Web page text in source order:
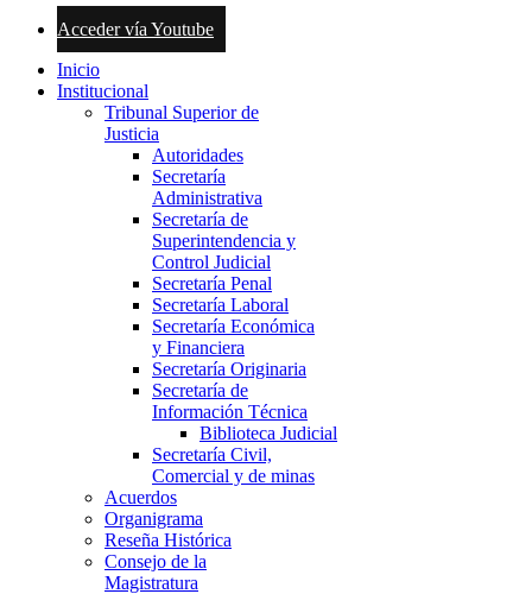
Acceder vía Youtube
Inicio
Institucional
Tribunal Superior de
Justicia
Autoridades
Secretaría
Administrativa
Secretaría de
Superintendencia y
Control Judicial
Secretaría Penal
Secretaría Laboral
Secretaría Económica
y Financiera
Secretaría Originaria
Secretaría de
Información Técnica
Biblioteca Judicial
Secretaría Civil,
Comercial y de minas
Acuerdos
Organigrama
Reseña Histórica
Consejo de la
Magistratura